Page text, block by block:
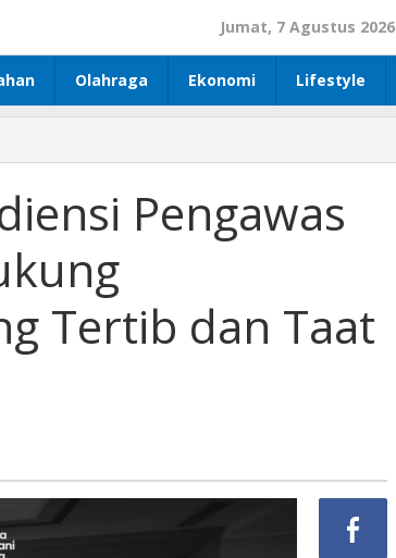
Jumat, 7 Agustus 2026
Olahraga Ekonomi Lifestyle
Pengawas
Tertib dan Taat